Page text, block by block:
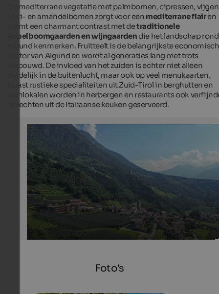
"Garden village" Algund
Algund owes its name “garden village” to its
spaces, extensive orchards and flowering meadows.
Internet Consulting
De mediterrane vegetatie met palmbomen, cipressen,
kiwi- en amandelbomen zorgt voor een mediterrane flairen
vormt een charmant contrast met detraditionele
appelboomgaarden en wijngaarden die het landschap rond
Algund kenmerken. Fruitteelt is de belangrijkste
sector van Algund en wordt al generaties lang met trots
verbouwd. De invloed van het zuiden is echter niet alleen
duidelijk in de buitenlucht, maar ook op veel menukaarten.
Naast rustieke specialiteiten uit Zuid-Tirol in berghutten en
wijnlokalen worden in herbergen en restaurants ook
gerechten uit de Italiaanse keuken geserveerd.
Foto's